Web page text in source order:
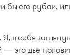
бы его рубаи,
в себя
— это две